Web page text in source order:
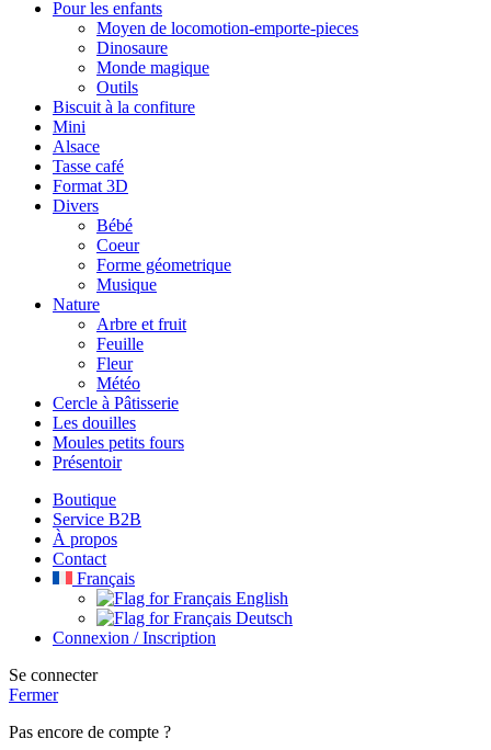
Pour les enfants
Moyen de locomotion-emporte-pieces
Dinosaure
Monde magique
Outils
Biscuit à la confiture
Mini
Alsace
Tasse café
Format 3D
Divers
Bébé
Coeur
Forme géometrique
Musique
Nature
Arbre et fruit
Feuille
Fleur
Météo
Cercle à Pâtisserie
Les douilles
Moules petits fours
Présentoir
Boutique
Service B2B
À propos
Contact
Français
English
Deutsch
Connexion / Inscription
Se connecter
Fermer
Pas encore de compte ?